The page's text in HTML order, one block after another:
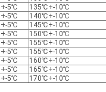
5℃
135℃+-10℃
5℃
140℃+-10℃
5℃
145℃+-10℃
5℃
150℃+-10℃
5℃
155℃+-10℃
5℃
155℃+-10℃
5℃
160℃+-10℃
5℃
165℃+-10℃
5℃ 170℃+-10℃